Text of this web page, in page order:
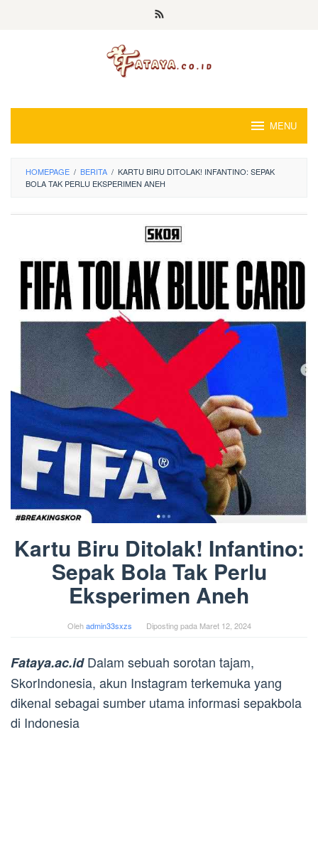
MENU
HOMEPAGE / BERITA / KARTU BIRU DITOLAK! INFANTINO: SEPAK
BOLA TAK PERLU EKSPERIMEN ANEH
Kartu Biru Ditolak! Infantino:
Sepak Bola Tak Perlu
Eksperimen Aneh
Olehadmin33sxzs Diposting pada Maret 12, 2024
Fataya.ac.idDalam sebuah sorotan tajam,
SkorIndonesia, akun Instagram terkemuka yang
dikenal sebagai sumber utama informasi sepakbola
di Indonesia